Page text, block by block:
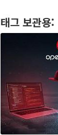
태그 보관용: